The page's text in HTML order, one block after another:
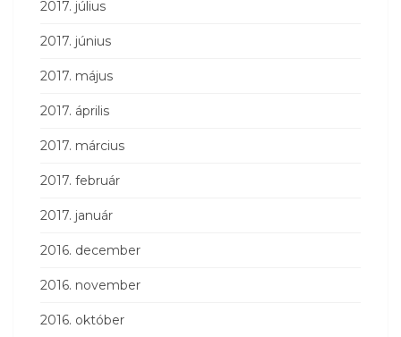
2017. július
2017. június
2017. május
2017. április
2017. március
2017. február
2017. január
2016. december
2016. november
2016. október